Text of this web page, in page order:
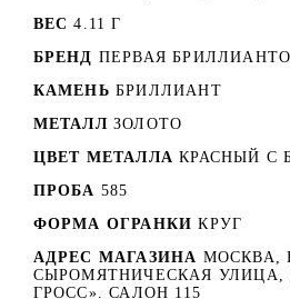
ВЕС 4.11 Г
БРЕНД ПЕРВАЯ
КАМЕНЬ БРИЛЛИАНТ
МЕТАЛЛ ЗОЛОТО
ЦВЕТ МЕТАЛЛА КРАСНЫЙ C
ПРОБА 585
ФОРМА ОГРАНКИ КРУГ
АДРЕС МАГАЗИНА МОСКВА,
СЫРОМЯТНИЧЕСКАЯ УЛИЦА,
ГРОСС». САЛОН 115